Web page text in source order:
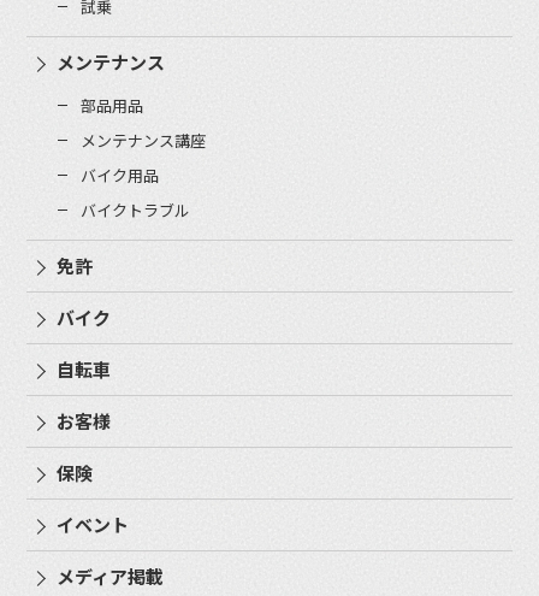
試乗
メンテナンス
部品用品
メンテナンス講座
バイク用品
バイクトラブル
免許
バイク
自転車
お客様
保険
イベント
メディア掲載